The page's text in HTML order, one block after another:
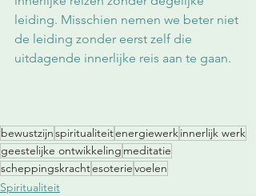
leiding. Misschien nemen we beter niet
de leiding zonder eerst zelf die
uitdagende innerlijke reis aan te gaan.
bewustzijnspiritualiteitenergiewerkinnerlijk werk
geestelijke ontwikkeling meditatie
scheppingskrachtesoterievoelen
Spiritualiteit